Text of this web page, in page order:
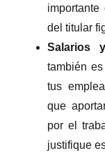
del titular
Salarios
también
tus
que
por el
justifique